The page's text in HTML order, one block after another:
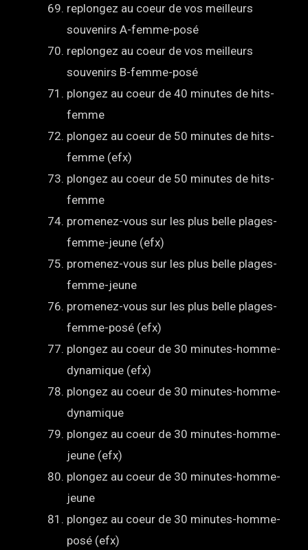
replongez au coeur de vos meilleurs
souvenirs A-femme-posé
replongez au coeur de vos meilleurs
souvenirs B-femme-posé
plongez au coeur de 40 minutes de hits-
femme
plongez au coeur de 50 minutes de hits-
femme (efx)
plongez au coeur de 50 minutes de hits-
femme
promenez-vous sur les plus belle plages-
femme-jeune (efx)
promenez-vous sur les plus belle plages-
femme-jeune
promenez-vous sur les plus belle plages-
femme-posé (efx)
plongez au coeur de 30 minutes-homme-
dynamique (efx)
plongez au coeur de 30 minutes-homme-
dynamique
plongez au coeur de 30 minutes-homme-
jeune (efx)
plongez au coeur de 30 minutes-homme-
jeune
plongez au coeur de 30 minutes-homme-
posé (efx)